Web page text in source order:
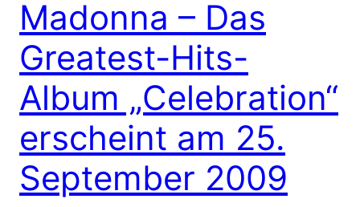
Madonna – Das
Greatest-Hits-
Album „Celebration“
erscheint am 25.
September 2009